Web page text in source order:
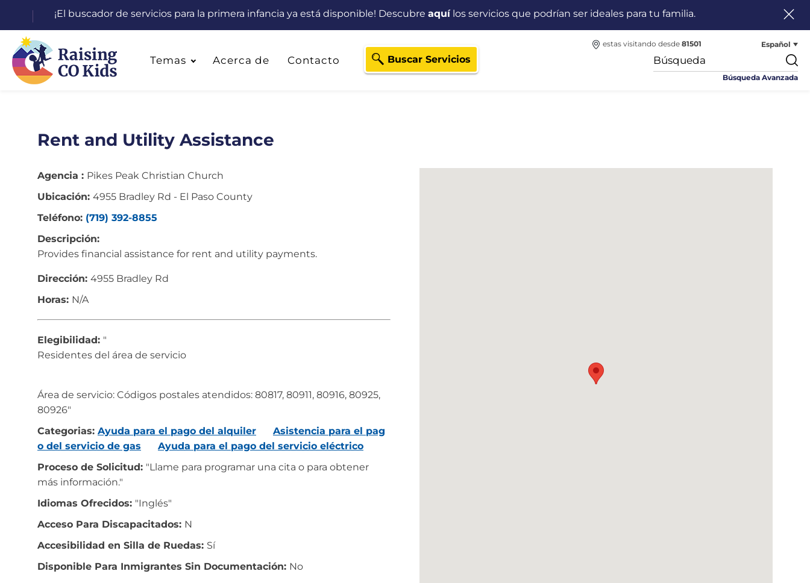
¡El buscador de servicios para la primera infancia ya está disponible! Descubre aquílos servicios que podrían ser ideales para tu familia.
Temas Acerca de Contacto Buscar Servicios
estas visitando desde 81501 Español
Búsqueda Avanzada
Rent and Utility Assistance
Agencia : Pikes Peak Christian Church
Ubicación: 4955 Bradley Rd - El Paso County
Teléfono: (719) 392-8855
Descripción:
Provides financial assistance for rent and utility payments.
Dirección: 4955 Bradley Rd
Horas: N/A
Elegibilidad: "
Residentes del área de servicio
Área de servicio: Códigos postales atendidos: 80817, 80911, 80916, 80925,
80926"
Categorias: Ayuda para el pago del alquiler
Asistencia para el pag
o del servicio de gas
Ayuda para el pago del servicio eléctrico
Proceso de Solicitud: "Llame para programar una cita o para obtener
más información."
Idiomas Ofrecidos: "Inglés"
Acceso Para Discapacitados: N
Accesibilidad en Silla de Ruedas: Sí
Disponible Para Inmigrantes Sin Documentación: No